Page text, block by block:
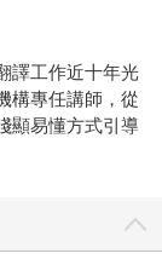
譯工作近十年光
構專任講師，從
顯易懂方式引導